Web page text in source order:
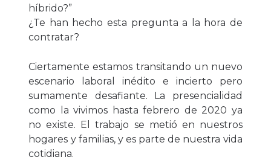
híbrido?”
¿Te han hecho esta pregunta a la hora de
contratar?
Ciertamente estamos transitando un nuevo
escenario laboral inédito e incierto pero
sumamente desafiante. La presencialidad
como la vivimos hasta febrero de 2020 ya
no existe. El trabajo se metió en nuestros
hogares y familias, y es parte de nuestra vida
cotidiana.